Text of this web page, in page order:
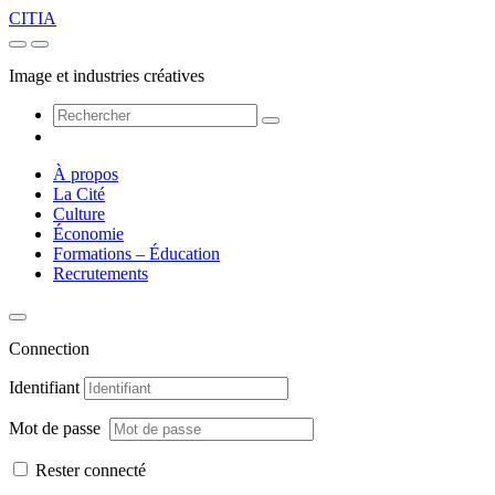
CITIA
Image et industries créatives
À propos
La Cité
Culture
Économie
Formations – Éducation
Recrutements
Connection
Identifiant
Mot de passe
Rester connecté